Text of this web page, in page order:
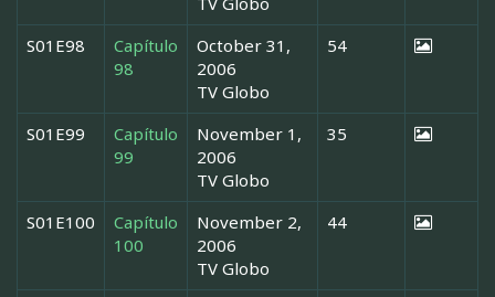
S01E98
Capítulo
98
October 31,
2006
TV Globo
54
S01E99
Capítulo
99
November 1,
2006
TV Globo
35
S01E100
Capítulo
100
November 2,
2006
TV Globo
44